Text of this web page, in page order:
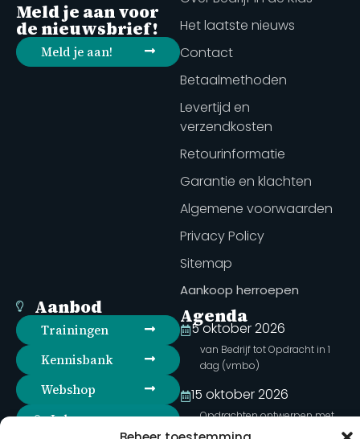
Meld je aan voor
de nieuwsbrief!
Meld je aan!
Het laatste nieuws
Contact
Betaalmethoden
Levertijd en
verzendkosten
Retourinformatie
Garantie en klachten
Algemene voorwaarden
Privacy Policy
Sitemap
Aankoop herroepen
Aanbod
Trainingen
Kennisbank
Webshop
Inloggen
Agenda
5 oktober 2026
van Bedrijf tot Opdracht in 1
dag (vmbo)
15 oktober 2026
Opdrachten ontwerpen met
bedrijven (vmbo)